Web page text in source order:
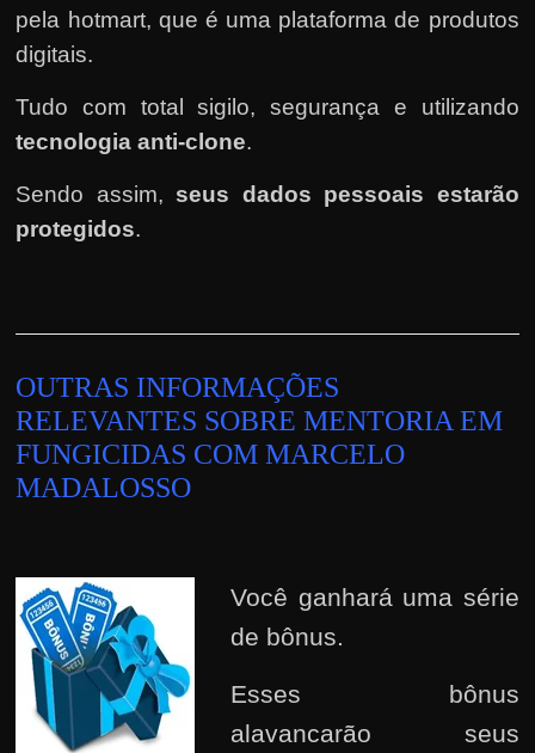
pela hotmart, que é uma plataforma de produtos
digitais.
Tudo com total sigilo, segurança e utilizando
tecnologia anti-clone.
Sendo assim, seus dados pessoais estarão
protegidos.
OUTRAS INFORMAÇÕES
RELEVANTES SOBRE MENTORIA EM
FUNGICIDAS COM MARCELO
MADALOSSO
Você ganhará uma série
de bônus.
Esses bônus
alavancarão seus